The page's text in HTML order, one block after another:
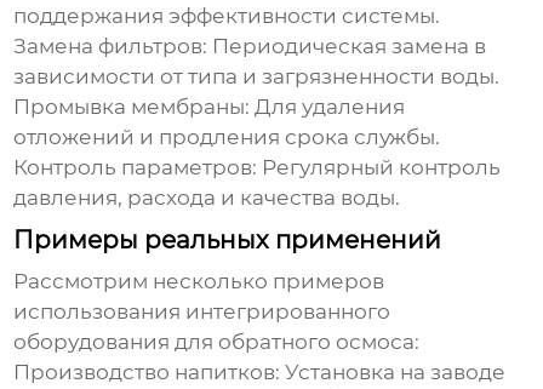
поддержания эффективности системы.
Замена фильтров: Периодическая замена в
зависимости от типа и загрязненности воды.
Промывка мембраны: Для удаления
отложений и продления срока службы.
Контроль параметров: Регулярный контроль
давления, расхода и качества воды.
Примеры реальных применений
Рассмотрим несколько примеров
использования интегрированного
оборудования для обратного осмоса:
Производство напитков: Установка на заводе